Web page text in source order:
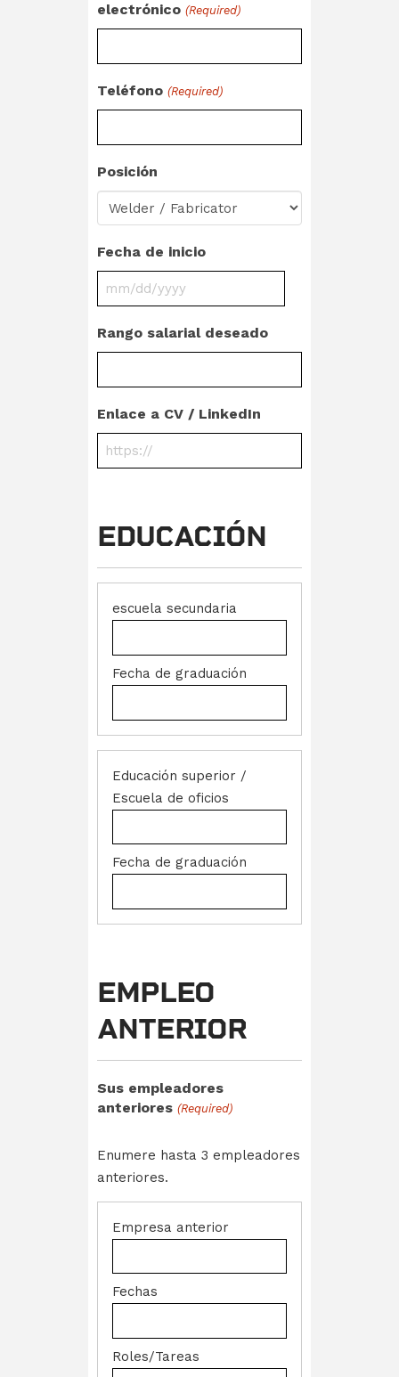
electrónico (Required)
Teléfono (Required)
Posición
Fecha de inicio
MM
DD
Rango salarial deseado
Enlace a CV / LinkedIn
EDUCACIÓN
secundaria
Ed
School
EMPLEO
ANTERIOR
Sus empleadores
anteriores (Required)
Enumere hasta 3 empleadores
anteriores.